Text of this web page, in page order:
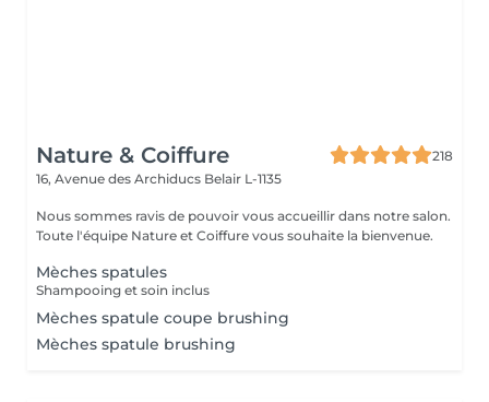
Nature & Coiffure
218
16, Avenue des Archiducs Belair L-1135
Nous sommes ravis de pouvoir vous accueillir dans notre salon.
Toute l'équipe Nature et Coiffure vous souhaite la bienvenue.
Mèches spatules
Shampooing et soin inclus
Mèches spatule coupe brushing
Mèches spatule brushing